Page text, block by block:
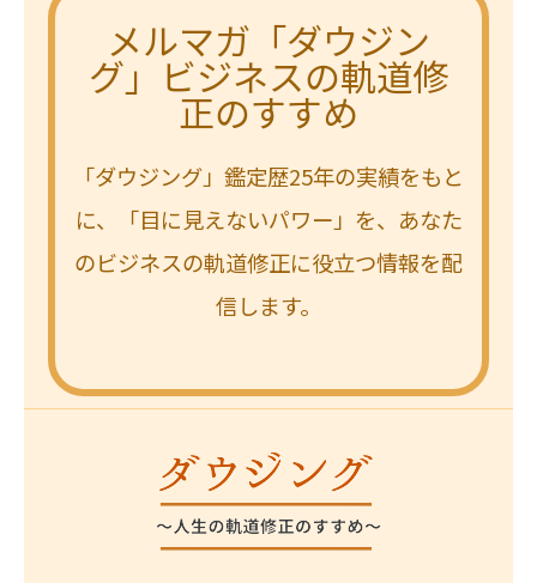
メルマガ「ダウジン
グ」ビジネスの軌道修
正のすすめ
「ダウジング」鑑定歴25年の実績をもと
に、「目に見えないパワー」を、あなた
のビジネスの軌道修正に役立つ情報を配
信します。